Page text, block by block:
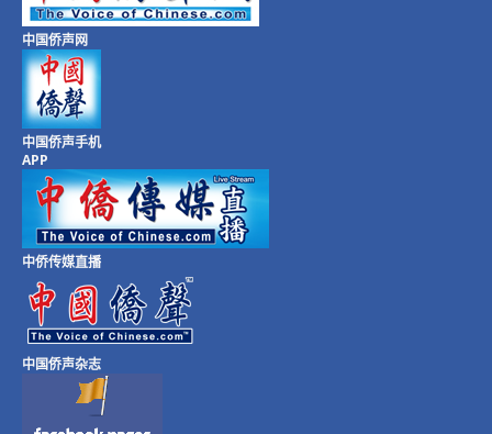
中国侨声网
中国侨声手机
APP
中侨传媒直播
中国侨声杂志